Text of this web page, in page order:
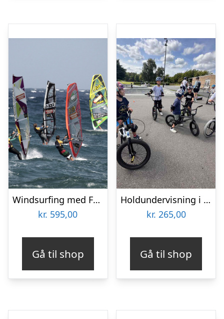
Windsurfing med Frozen Palm Tree
kr. 595,00
Gå til shop
Holdundervisning i BMX hos L.O.W Skate Academy
kr. 265,00
Gå til shop